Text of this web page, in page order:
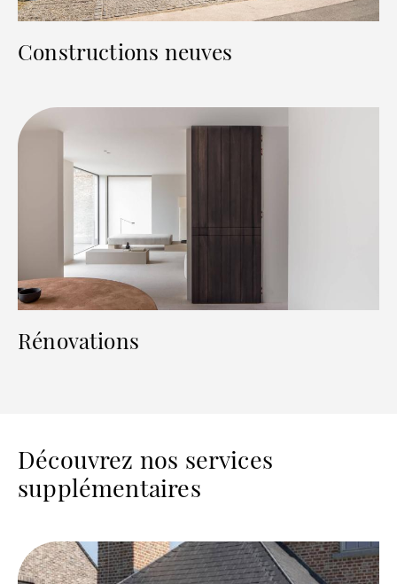
Constructions neuves
Rénovations
Découvrez nos services
supplémentaires